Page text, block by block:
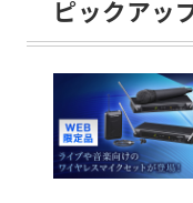
ピックアッ